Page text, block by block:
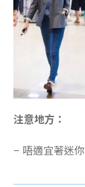
注意地方：
– 唔適宜著迷